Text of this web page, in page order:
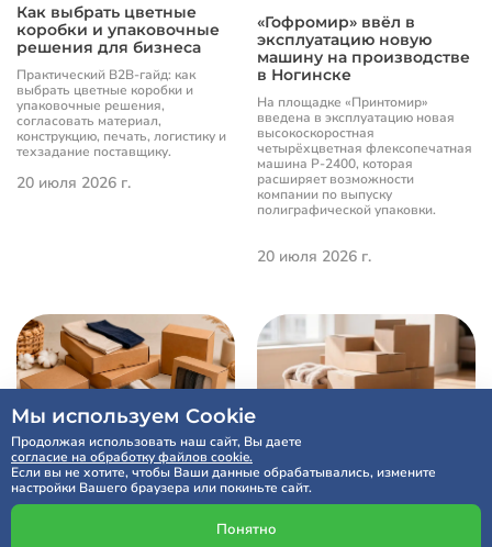
Как выбрать цветные
коробки и упаковочные
решения для бизнеса
Практический B2B-гайд: как
выбрать цветные коробки и
упаковочные решения,
согласовать материал,
конструкцию, печать, логистику и
техзадание поставщику.
20 июля 2026 г.
«Гофромир» ввёл в
эксплуатацию новую
машину на производстве
в Ногинске
На площадке «Принтомир»
введена в эксплуатацию новая
высокоскоростная
четырёхцветная флексопечатная
машина P-2400, которая
расширяет возможности
компании по выпуску
полиграфической упаковки.
20 июля 2026 г.
Как выбрать коробку для
носков оптом: размеры,
материалы и требования
Большая картонная
коробка как помощник в
Мы используем Cookie
Продолжая использовать наш сайт, Вы даете
согласие на обработку файлов cookie.
Если вы не хотите, чтобы Ваши данные обрабатывались, измените
настройки Вашего браузера или покиньте сайт.
Понятно